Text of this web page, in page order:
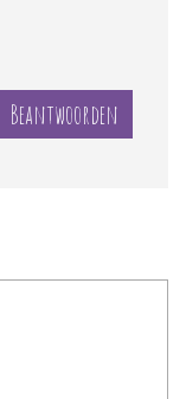
Beantwoorden